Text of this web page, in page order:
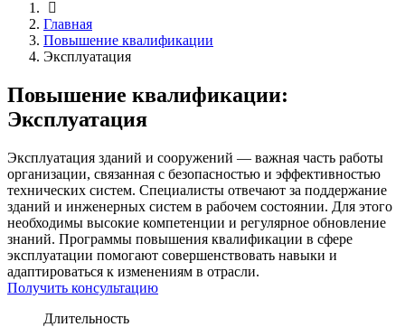
Главная
Повышение квалификации
Эксплуатация
Повышение квалификации:
Эксплуатация
Эксплуатация зданий и сооружений — важная часть работы
организации, связанная с безопасностью и эффективностью
технических систем. Специалисты отвечают за поддержание
зданий и инженерных систем в рабочем состоянии. Для этого
необходимы высокие компетенции и регулярное обновление
знаний. Программы повышения квалификации в сфере
эксплуатации помогают совершенствовать навыки и
адаптироваться к изменениям в отрасли.
Получить консультацию
Длительность